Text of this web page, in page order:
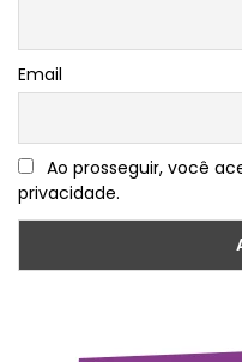
Email
Ao prosseguir, você
privacidade.